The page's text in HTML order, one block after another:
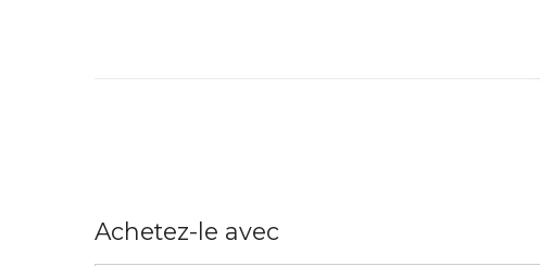
Achetez-le avec